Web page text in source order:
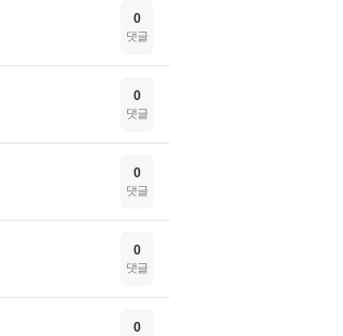
0
댓글
0
댓글
0
댓글
0
댓글
0